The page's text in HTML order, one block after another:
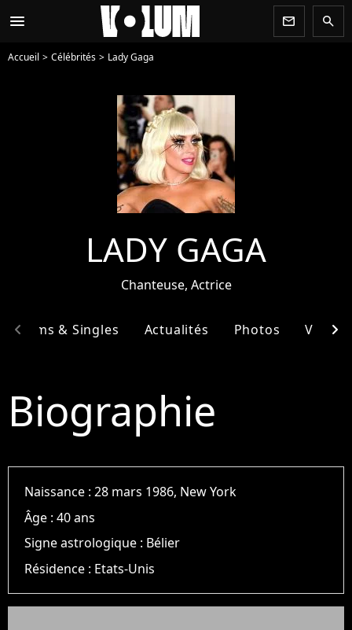
menu newsletter search
Accueil Célébrités Lady Gaga
LADY GAGA
Chanteuse, Actrice
Albums & Singles Actualités Photos Vidéos
chevron_left chevron_right
Biographie
Naissance :28 mars 1986, New York
Âge :40 ans
Signe astrologique : Bélier
Résidence : Etats-Unis